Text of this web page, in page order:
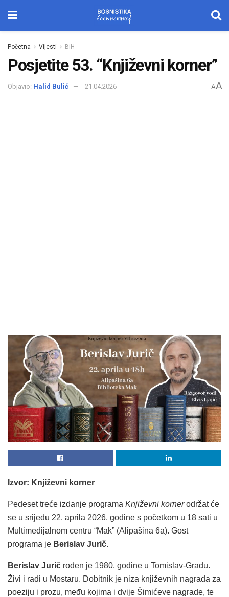
Početna Vijesti BiH
Posjetite 53. “Književni korner”
Objavio: Halid Bulić 21.04.2026 AA
Izvor: Književni korner
Pedeset treće izdanje programa Književni kornerodržat će
se u srijedu 22. aprila 2026. godine s početkom u 18 sati u
Multimedijalnom centru “Mak” (Alipašina 6a). Gost
programa je Berislav Jurič.
Berislav Jurič rođen je 1980. godine u Tomislav-Gradu.
Živi i radi u Mostaru. Dobitnik je niza književnih nagrada za
poeziju i prozu, među kojima i dvije Šimićeve nagrade, te